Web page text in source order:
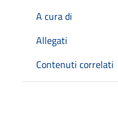
A cura di
Allegati
Contenuti correlati